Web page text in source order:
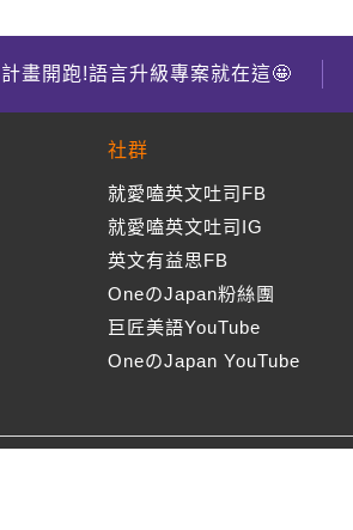
計畫開跑!語言升級專案就在這🤩
社群
就愛嗑英文吐司FB
就愛嗑英文吐司IG
英文有益思FB
OneのJapan粉絲團
巨匠美語YouTube
OneのJapan YouTube